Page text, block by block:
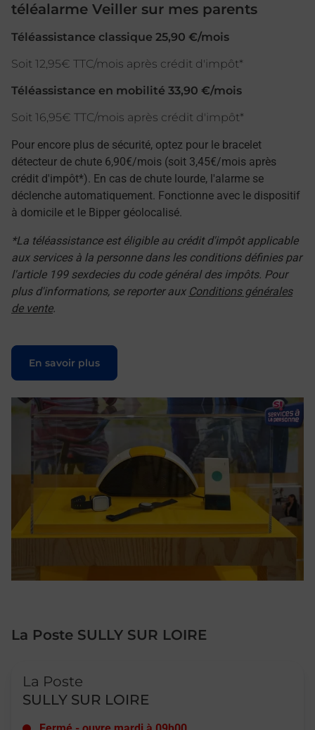
téléalarme Veiller sur mes parents
Téléassistance classique 25,90 €/mois
Soit 12,95€ TTC/mois après crédit d'impôt*
Téléassistance en mobilité 33,90 €/mois
Soit 16,95€ TTC/mois après crédit d'impôt*
Pour encore plus de sécurité, optez pour le bracelet
détecteur de chute 6,90€/mois (soit 3,45€/mois après
crédit d'impôt*). En cas de chute lourde, l'alarme se
déclenche automatiquement. Fonctionne avec le dispositif
à domicile et le Bipper géolocalisé.
*La téléassistance est éligible au crédit d'impôt applicable
aux services à la personne dans les conditions définies par
l'article 199 sexdecies du code général des impôts. Pour
plus d'informations, se reporter aux Conditions générales
de vente.
En savoir plus
Le lien s'ouvre dans un nouvel onglet
La Poste SULLY SUR LOIRE
La Poste
SULLY SUR LOIRE